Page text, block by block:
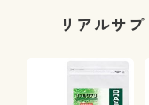
リアルサ